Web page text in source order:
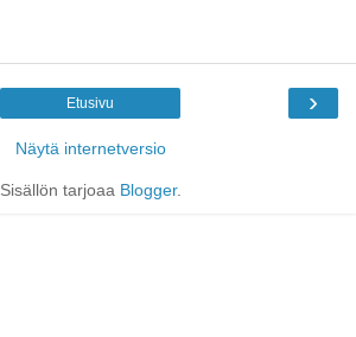
›
Etusivu
Näytä internetversio
Sisällön tarjoaa Blogger.